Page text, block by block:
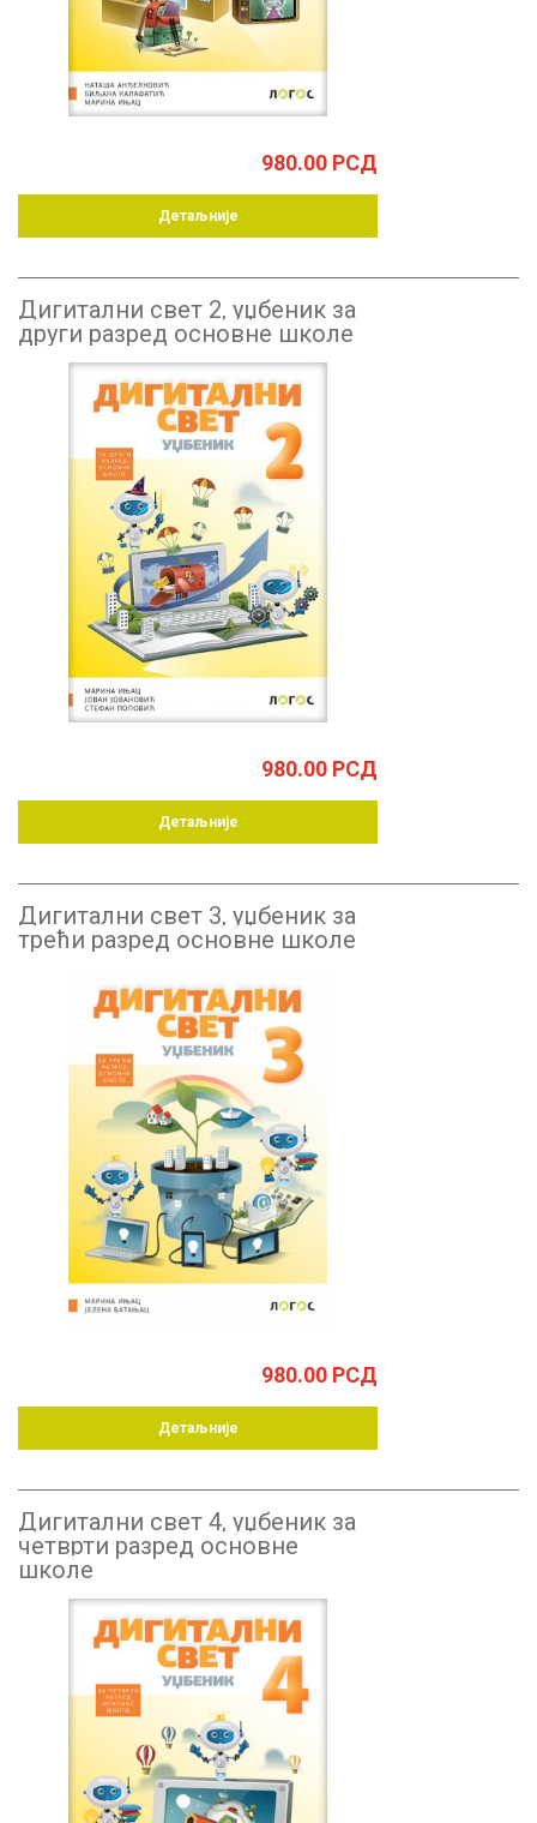
980.00 РСД
Детаљније
Дигитални свет 2, уџбеник за
други разред основне школе
980.00 РСД
Детаљније
Дигитални свет 3, уџбеник за
трећи разред основне школе
980.00 РСД
Детаљније
Дигитални свет 4, уџбеник за
четврти разред основне
школе